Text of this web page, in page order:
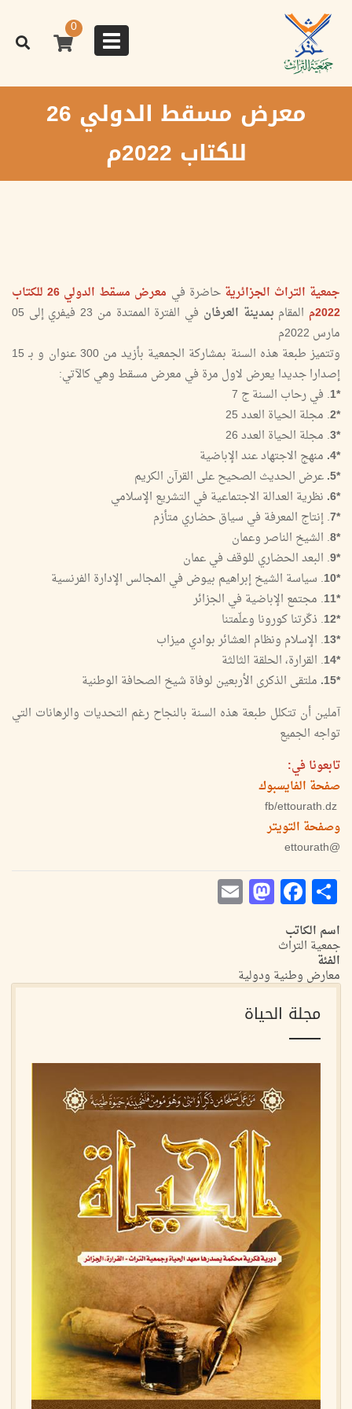
المحتوى
الرئيسي
Toggle
navigation
0
معرض مسقط الدولي 26
للكتاب 2022م
جمعية التراث الجزائرية حاضرة في
معرض مسقط الدولي 26 للكتاب
2022م المقام بمدينة العرفان
في الفترة الممتدة من 23 فيفري إلى 05
مارس 2022م
‏وتتميز طبعة هذه السنة بمشاركة الجمعية بأزيد من 300 عنوان و بـ 15
إصدارا جديدا يعرض لاول مرة في معرض مسقط وهي كالآتي:
‏*1 . في رحاب السنة ج 7
*2 . مجلة الحياة العدد 25
‏*3 . مجلة الحياة العدد 26
‏*4.
منهج الاجتهاد عند الإباضية
‏*5. عرض الحديث الصحيح على القرآن الكريم
‏*6.
نظرية العدالة الاجتماعية في التشريع الإسلامي
‏*7 . إنتاج المعرفة في سياق حضاري متأزم
‏*8 . الشيخ الناصر وعمان
‏*9 . البعد الحضاري للوقف في عمان
‏*10
. سياسة الشيخ إبراهيم بيوض في المجالس الإدارة الفرنسية
‏*11
. مجتمع الإباضية في الجزائر
‏*12
. ذكّرتنا كورونا وعلّمتنا
‏*13
. الإسلام ونظام العشائر بوادي ميزاب
‏*14
. القرارة، الحلقة الثالثة
‏*15.
ملتقى الذكرى الأربعين لوفاة شيخ الصحافة الوطنية
آملين أن تتكلل طبعة هذه السنة بالنجاح رغم التحديات والرهانات التي
تواجه الجميع
‏تابعونا في:
‏صفحة الفايسبوك
وصفحة التويتر
‏@ettourath
Share
Facebook
Mastodon
اسم الكاتب
جمعية التراث
الفئة
معارض وطنية ودولية
مجلة الحياة